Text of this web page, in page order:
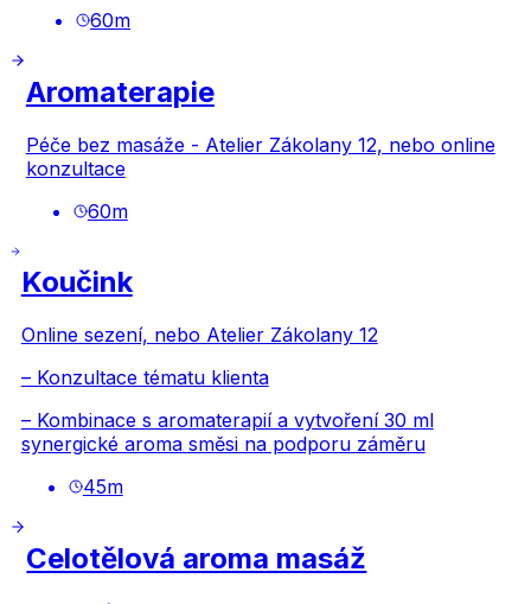
60m
Aromaterapie
Péče bez masáže - Atelier Zákolany 12, nebo online
konzultace
60m
Koučink
Online sezení, nebo Atelier Zákolany 12
– Konzultace tématu klienta
– Kombinace s aromaterapií a vytvoření 30 ml
synergické aroma směsi na podporu záměru
45m
Celotělová aroma masáž